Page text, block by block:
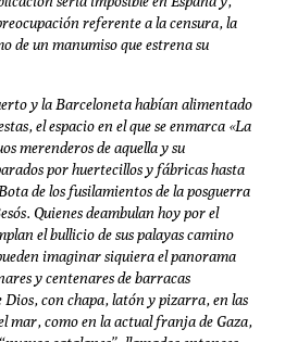
referente a la censura, la
de un manumiso que estrena su
y la Barceloneta habían alimentado
el espacio en el que se enmarca «La
merenderos de aquella y su
por huertecillos y fábricas hasta
de los fusilamientos de la posguerra
Quienes deambulan hoy por el
el bullicio de sus palayas camino
imaginar siquiera el panorama
y centenares de barracas
Dios, con chapa, latón y pizarra, en las
mar, como en la actual franja de Gaza,